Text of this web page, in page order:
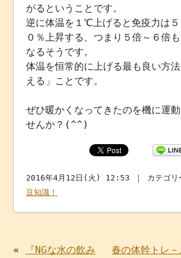
がるということです。
逆に体温を１℃上げると免疫力は５
０％上昇する、つまり５倍～６倍
なるそうです。
体温を恒常的に上げる最も良い方
える」ことです。
ぜひ暖かくなってきたのを機に運
せんか？(^^)
2016年4月12日(火) 12:53 ｜ カテゴリ
豆知識！
«
『NGな水の飲み
春の体幹トレ